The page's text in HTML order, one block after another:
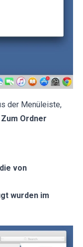
der Menüleiste,
Zum Ordner
von
wurden im